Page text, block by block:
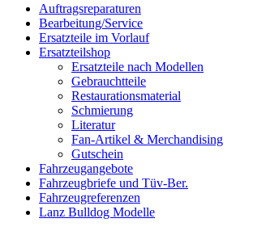
Auftragsreparaturen
Bearbeitung/Service
Ersatzteile im Vorlauf
Ersatzteilshop
Ersatzteile nach Modellen
Gebrauchtteile
Restaurationsmaterial
Schmierung
Literatur
Fan-Artikel & Merchandising
Gutschein
Fahrzeugangebote
Fahrzeugbriefe und Tüv-Ber.
Fahrzeugreferenzen
Lanz Bulldog Modelle